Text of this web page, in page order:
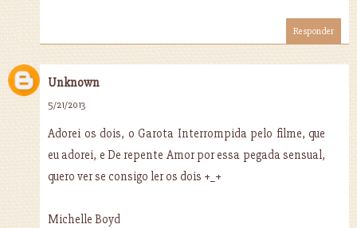
Responder
Unknown
5/21/2013
Adorei os dois, o Garota Interrompida pelo filme, que
eu adorei, e De repente Amor por essa pegada sensual,
quero ver se consigo ler os dois +_+
Michelle Boyd